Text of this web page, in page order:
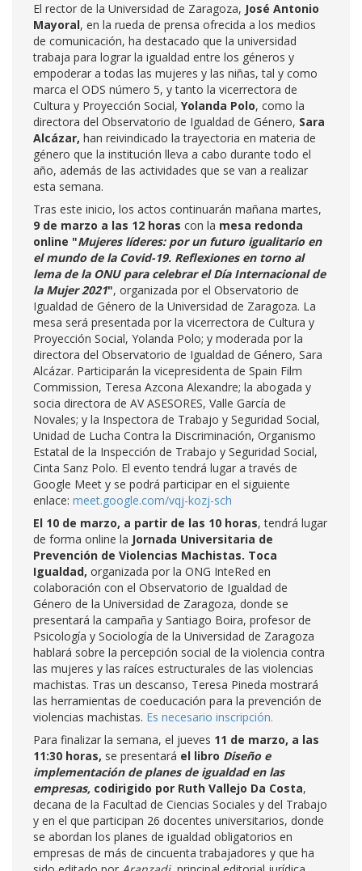
El rector de la Universidad de Zaragoza, José Antonio
Mayoral, en la rueda de prensa ofrecida a los medios
de comunicación, ha destacado que la universidad
trabaja para lograr la igualdad entre los géneros y
empoderar a todas las mujeres y las niñas, tal y como
marca el ODS número 5, y tanto la vicerrectora de
Cultura y Proyección Social, Yolanda Polo, como la
directora del Observatorio de Igualdad de Género, Sara
Alcázar, han reivindicado la trayectoria en materia de
género que la institución lleva a cabo durante todo el
año, además de las actividades que se van a realizar
esta semana.
Tras este inicio, los actos continuarán mañana martes,
9 de marzo a las 12 horas con la mesa redonda
online "Mujeres líderes: por un futuro igualitario en
el mundo de la Covid-19. Reflexiones en torno al
lema de la ONU para celebrar el Día Internacional de
la Mujer 2021", organizada por el Observatorio de
Igualdad de Género de la Universidad de Zaragoza. La
mesa será presentada por la vicerrectora de Cultura y
Proyección Social, Yolanda Polo; y moderada por la
directora del Observatorio de Igualdad de Género, Sara
Alcázar. Participarán la vicepresidenta de Spain Film
Commission, Teresa Azcona Alexandre; la abogada y
socia directora de AV ASESORES, Valle García de
Novales; y la Inspectora de Trabajo y Seguridad Social,
Unidad de Lucha Contra la Discriminación, Organismo
Estatal de la Inspección de Trabajo y Seguridad Social,
Cinta Sanz Polo. El evento tendrá lugar a través de
Google Meet y se podrá participar en el siguiente
enlace: meet.google.com/vqj-kozj-sch
El 10 de marzo, a partir de las 10 horas, tendrá lugar
de forma online la Jornada Universitaria de
Prevención de Violencias Machistas. Toca
Igualdad, organizada por la ONG InteRed en
colaboración con el Observatorio de Igualdad de
Género de la Universidad de Zaragoza, donde se
presentará la campaña y Santiago Boira, profesor de
Psicología y Sociología de la Universidad de Zaragoza
hablará sobre la percepción social de la violencia contra
las mujeres y las raíces estructurales de las violencias
machistas. Tras un descanso, Teresa Pineda mostrará
las herramientas de coeducación para la prevención de
violencias machistas. Es necesario inscripción.
Para finalizar la semana, el jueves 11 de marzo, a las
11:30 horas, se presentará el libro Diseño e
implementación de planes de igualdad en las
empresas, codirigido por Ruth Vallejo Da Costa,
decana de la Facultad de Ciencias Sociales y del Trabajo
y en el que participan 26 docentes universitarios, donde
se abordan los planes de igualdad obligatorios en
empresas de más de cincuenta trabajadores y que ha